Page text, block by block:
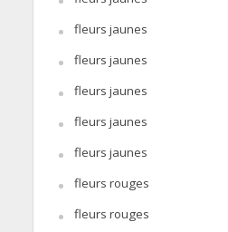
fleurs jaunes
fleurs jaunes
fleurs jaunes
fleurs jaunes
fleurs jaunes
fleurs rouges
fleurs rouges